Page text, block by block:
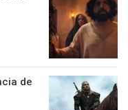
de